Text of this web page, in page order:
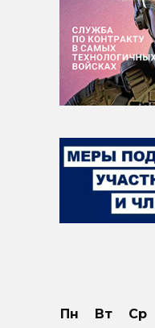
Пн Вт Ср